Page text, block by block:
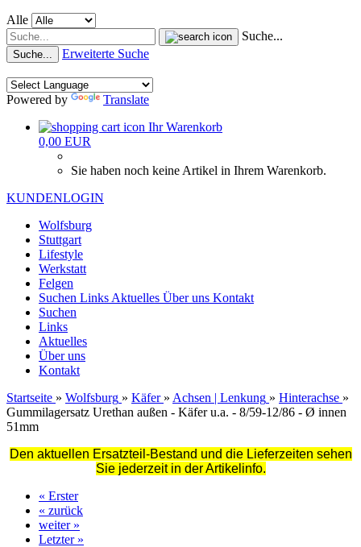
Alle
Suche...
Suche... Erweiterte Suche
Powered by
Translate
Ihr Warenkorb
0,00 EUR
Sie haben noch keine Artikel in Ihrem Warenkorb.
KUNDENLOGIN
Wolfsburg
Stuttgart
Lifestyle
Werkstatt
Felgen
Suchen Links Aktuelles Über uns Kontakt
Suchen
Links
Aktuelles
Über uns
Kontakt
Startseite » Wolfsburg » Käfer » Achsen | Lenkung » Hinterachse »
Gummilagersatz Urethan außen - Käfer u.a. - 8/59-12/86 - Ø innen
51mm
Den aktuellen Ersatzteil-Bestand und die Lieferzeiten sehen
Sie jederzeit in der Artikelinfo.
« Erster
« zurück
weiter »
Letzter »